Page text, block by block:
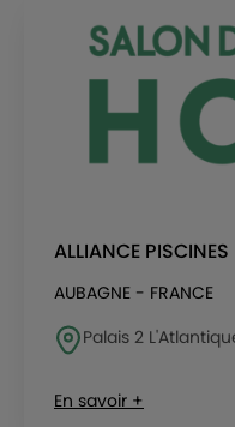
ALLIANCE PISCINES
AUBAGNE - FRANCE
Palais 2
En savoir +